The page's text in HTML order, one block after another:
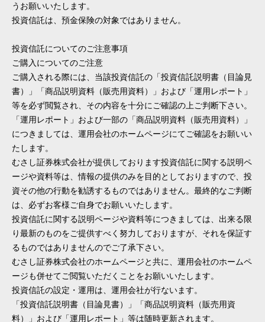
うお願いいたします。
投資信託は、預金保険の対象ではありません。
投資信託についてのご注意事項
ご購入についてのご注意
ご購入される際には、当該投資信託の「投資信託説明書（目論見
書）」「商品説明資料（販売用資料）」および「運用レポート」
等を必ず閲覧され、その内容を十分にご確認の上ご判断下さい。
「運用レポート」および一部の「商品説明資料（販売用資料）」
につきましては、運用会社のホームページにてご確認をお願いい
たします。
むさし証券株式会社が提供しております投資信託に関する説明ペ
ージや資料等は、情報の提供のみを目的としておりますので、投
資その他の行動を勧誘するものではありません。最終的なご判断
は、必ずお客様ご自身でお願いいたします。
投資信託に関する説明ページや資料等につきましては、出来る限
り最新のものをご提供すべく努力しておりますが、それを保証す
るものではありませんのでご了承下さい。
むさし証券株式会社のホームページと共に、運用会社のホームペ
ージも併せてご閲覧いただくことをお願いいたします。
投資信託の設定・運用は、運用会社が行ないます。
「投資信託説明書（目論見書）」「商品説明資料（販売用資
料）」および「運用レポート」等は随時更新されます。